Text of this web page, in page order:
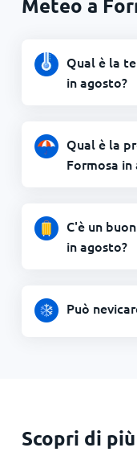
Qual è la
in agosto?
Qual è la
Formosa in
C'è un
in agosto?
Può
Scopri di